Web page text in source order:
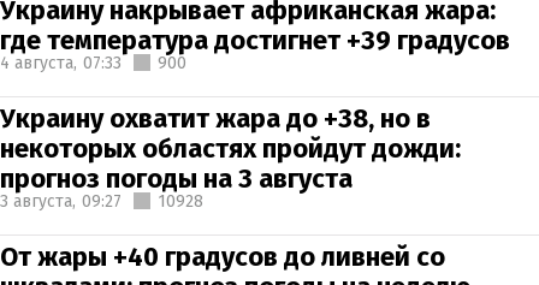
Украину накрывает африканская жара:
где температура достигнет +39 градусов
4 августа, 07:33 900
Украину охватит жара до +38, но в
некоторых областях пройдут дожди:
прогноз погоды на 3 августа
3 августа, 09:27 10928
От жары +40 градусов до ливней со